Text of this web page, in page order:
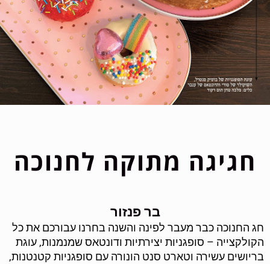
חגיגה מתוקה לחנוכה
בר פנזור
חג החנוכה כבר מעבר לפינה והשנה בחרנו עבורכם את כל
הקולקצייה – סופגניות יצירתיות ודונטאס שמנמנות, עוגת
בריושים עשירה וטארט סנט הונורה עם סופגניות קטנטנות,